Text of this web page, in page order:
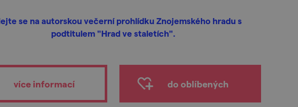
se na autorskou večerní prohlídku Znojemského hradu s
podtitulem "Hrad ve staletích".
více informací do oblíbených